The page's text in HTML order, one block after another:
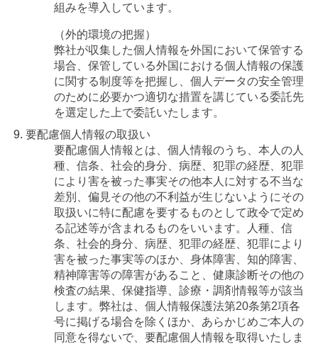
組みを導入しています。
（外的環境の把握）
弊社が収集した個人情報を外国において保管する
場合、保管している外国における個人情報の保護
に関する制度等を把握し、個人データの安全管理
のために必要かつ適切な措置を講じている委託先
を選定した上で委託いたします。
要配慮個人情報の取扱い
要配慮個人情報とは、個人情報のうち、本人の人
種、信条、社会的身分、病歴、犯罪の経歴、犯罪
により害を被った事実その他本人に対する不当な
差別、偏見その他の不利益が生じないようにその
取扱いに特に配慮を要するものとして政令で定め
る記述等が含まれるものをいいます。人種、信
条、社会的身分、病歴、犯罪の経歴、犯罪により
害を被った事実等のほか、身体障害、知的障害、
精神障害等の障害があること、健康診断その他の
検査の結果、保健指導、診療・調剤情報等が該当
します。弊社は、個人情報保護法第20条第2項各
号に掲げる場合を除くほか、あらかじめご本人の
同意を得ないで、要配慮個人情報を取得いたしま